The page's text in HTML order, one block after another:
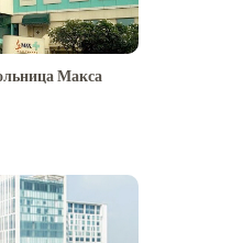
Макса